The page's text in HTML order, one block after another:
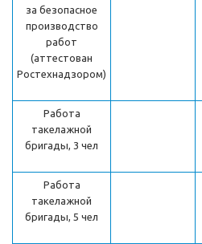
за безопасное
производство
работ
(аттестован
Ростехнадзором)
Работа
такелажной
бригады, 3 чел
Работа
такелажной
бригады, 5 чел